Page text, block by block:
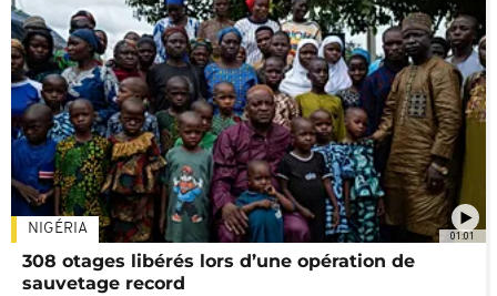
01:01
NIGÉRIA
308 otages libérés lors d’une opération de
sauvetage record